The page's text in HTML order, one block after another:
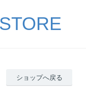
ショップへ戻る